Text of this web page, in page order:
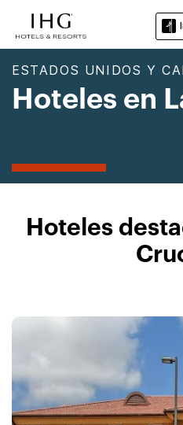
ESTADOS UNIDOS Y
Hoteles en
Hoteles